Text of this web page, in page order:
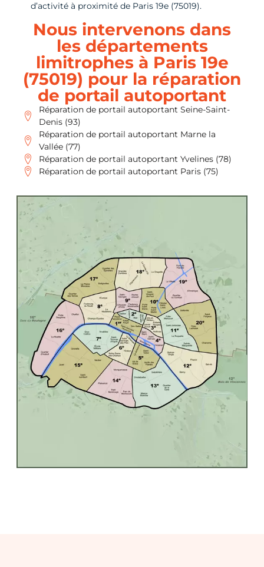
d’activité à proximité de Paris 19e (75019).
Nous intervenons dans
les départements
limitrophes à Paris 19e
(75019) pour la réparation
de portail autoportant
Réparation de portail autoportant Seine-Saint-
Denis (93)
Réparation de portail autoportant Marne la
Vallée (77)
Réparation de portail autoportant Yvelines (78)
Réparation de portail autoportant Paris (75)